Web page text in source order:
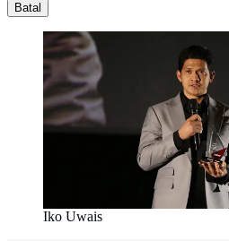
Batal
Iko Uwais